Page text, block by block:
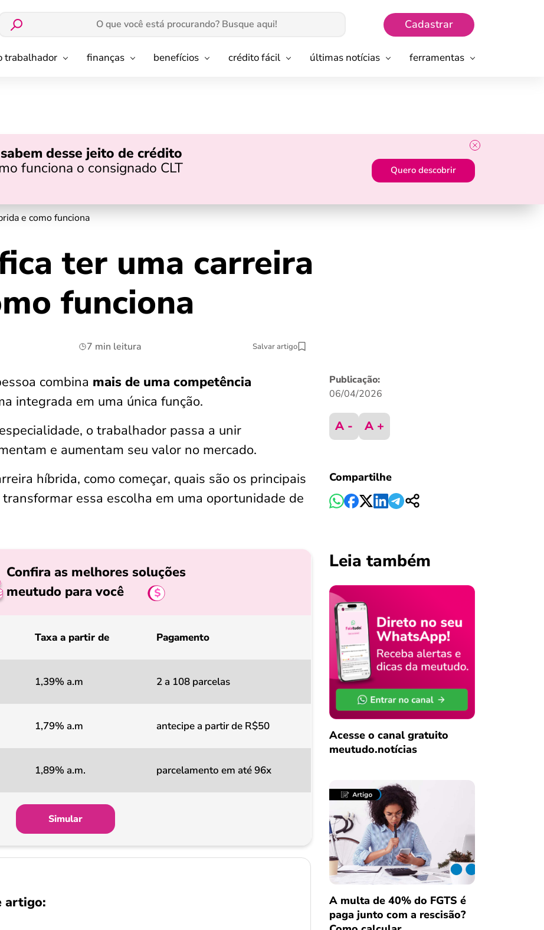
Cadastrar
trabalhador finanças benefícios crédito fácil últimas notícias ferramentas
desse jeito de crédito
funciona o consignado CLT
Quero descobrir
e como funciona
ter uma carreira
funciona
7 min leitura Salvar artigo
combina mais de uma competência
integrada em uma única função.
o trabalhador passa a unir
e aumentam seu valor no mercado.
híbrida, como começar, quais são os principais
essa escolha em uma oportunidade de
Confira as melhores soluções
meutudo para você
Taxa a partir de Pagamento
1,39% a.m 2 a 108 parcelas
1,79% a.m antecipe a partir de R$50
1,89% a.m. parcelamento em até 96x
Simular
artigo:
Publicação:
06/04/2026
A - A +
Compartilhe
Leia também
Acesse o canal gratuito
meutudo.notícias
A multa de 40% do FGTS é
paga junto com a rescisão?